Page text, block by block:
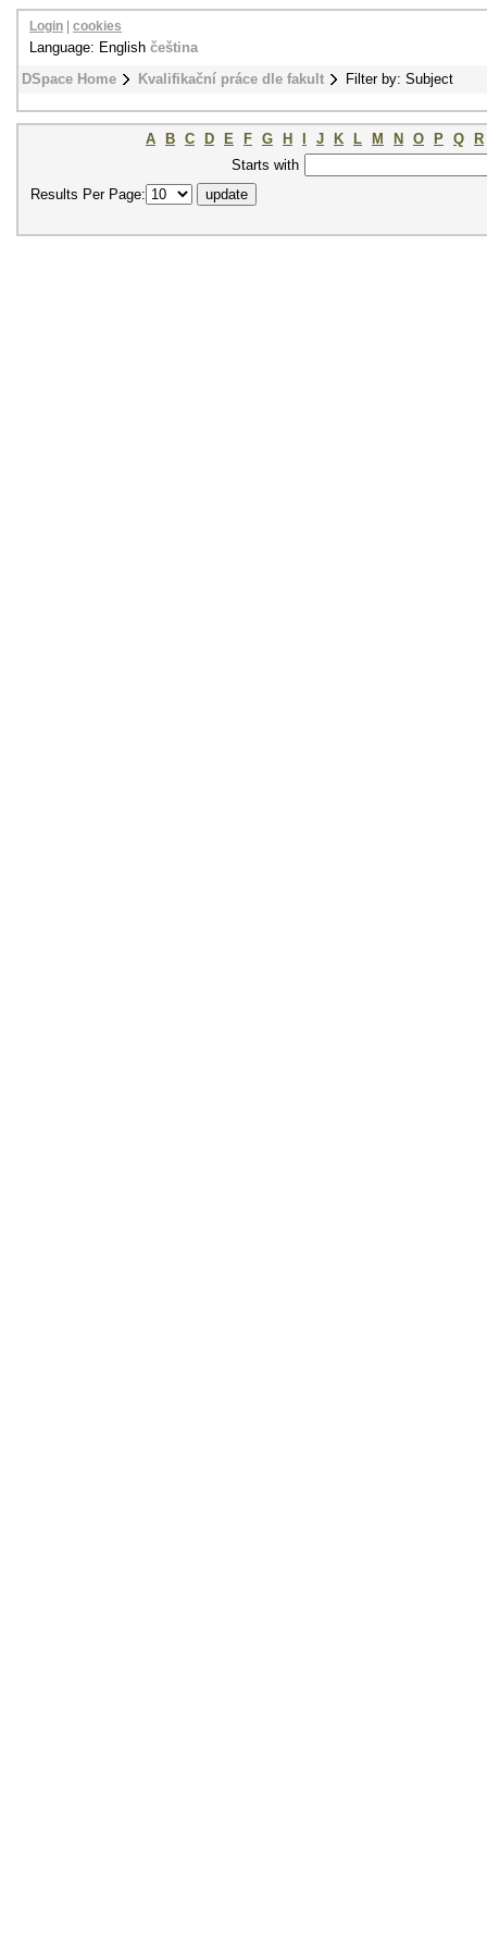
DSpace Home Kvalifikační práce dle fakult Filter by: Subject
Login cookies
Language: English čeština
A B C D E F G H J K L M N O P Q
R
Starts with
Results Per Page: